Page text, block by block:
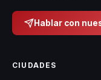
Hablar con
CIUDADES